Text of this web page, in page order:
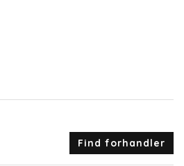
Find forhandler